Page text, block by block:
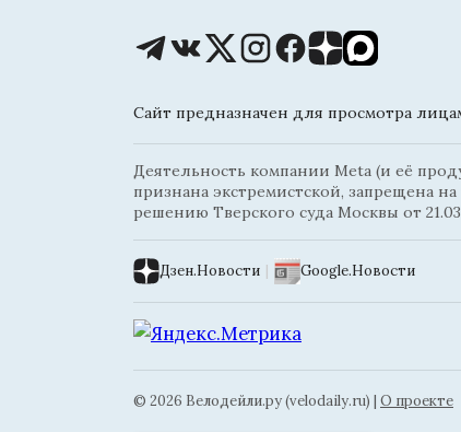
Сайт предназначен для просмотра
Деятельность компании Meta (и её
признана экстремистской, запрещена
решению Тверского суда Москвы от
Дзен.Новости | Google.Новости
© 2026 Велодейли.ру (velodaily.ru) | О проекте